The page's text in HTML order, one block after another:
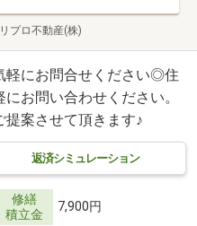
リプロ不動産(株)
にお問合せください◎住
お問い合わせください。
案させて頂きます♪
返済シミュレーション
修繕
積立金
7,900円